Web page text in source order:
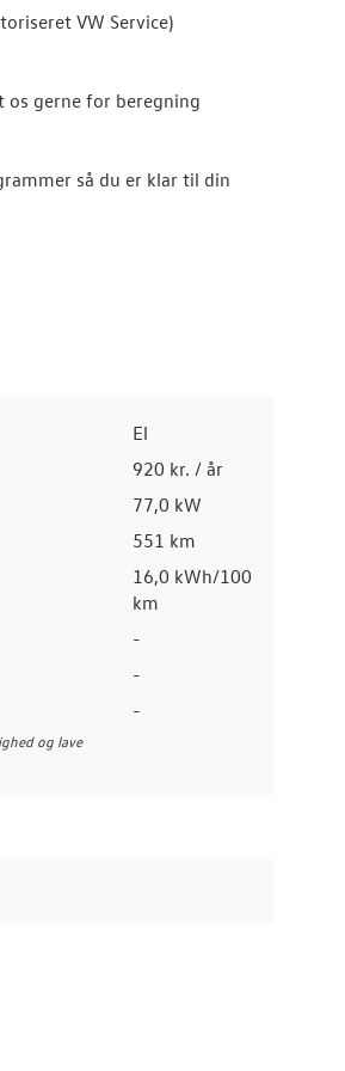
VW Service)
os gerne for beregning
så du er klar til din
El
920 kr. / år
77,0 kW
551 km
16,0 kWh/100
km
-
-
-
og lave